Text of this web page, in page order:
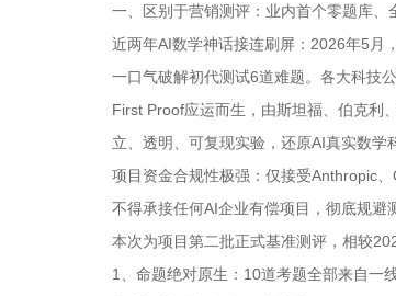
一、区别于营销测评：业内首个零题库、
近两年AI数学神话接连刷屏：2026年5月
一口气破解初代测试6道难题。各大科技
First Proof应运而生，由斯坦福、伯克利
立、透明、可复现实验，还原AI真实数学
项目资金合规性极强：仅接受Anthropic
不得承接任何AI企业有偿项目，彻底规避
本次为项目第二批正式基准测评，相较
1、命题绝对原生：10道考题全部来自一